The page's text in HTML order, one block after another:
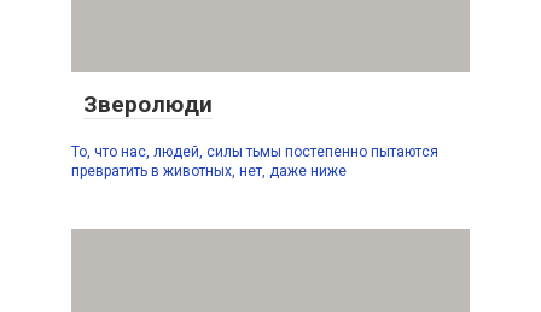
Зверолюди
То, что нас, людей, силы тьмы постепенно пытаются
превратить в животных, нет, даже ниже